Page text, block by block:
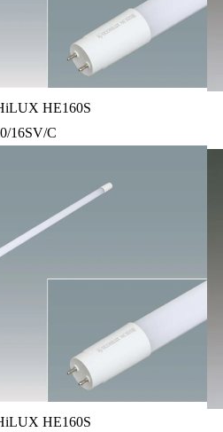
HE160S
16SV/C
HE160S